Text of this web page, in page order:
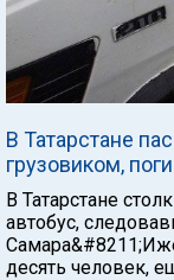
В Татарстане
грузовиком,
В Татарстане
автобус,
десять человек,